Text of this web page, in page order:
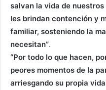
salvan la vida de
les brindan contención y
familiar, sosteniendo la
necesitan”.
“Por todo lo que hacen,
peores momentos de la
arriesgando su propia